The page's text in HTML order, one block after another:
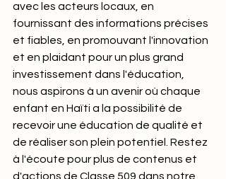
avec les acteurs locaux, en
fournissant des informations précises
et fiables, en promouvant l'innovation
et en plaidant pour un plus grand
investissement dans l'éducation,
nous aspirons à un avenir où chaque
enfant en Haïti a la possibilité de
recevoir une éducation de qualité et
de réaliser son plein potentiel. Restez
à l'écoute pour plus de contenus et
d'actions de Classe 509 dans notre